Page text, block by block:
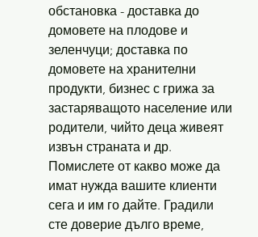
обстановка - доставка до
домовете на плодове и
зеленчуци; доставка по
домовете на хранителни
продукти, бизнес с грижа за
застаряващото население или
родители, чийто деца живеят
извън страната и др.
Помислете от какво може да
имат нужда вашите клиенти
сега и им го дайте. Градили
сте доверие дълго време,